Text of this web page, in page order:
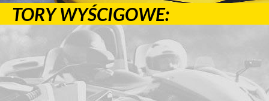
TORY WYŚCIGOWE: